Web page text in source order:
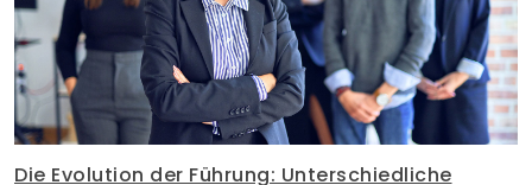
Die Evolution der Führung: Unterschiedliche